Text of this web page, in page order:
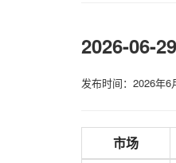
2026-06-
发布时间：2026年6
市场